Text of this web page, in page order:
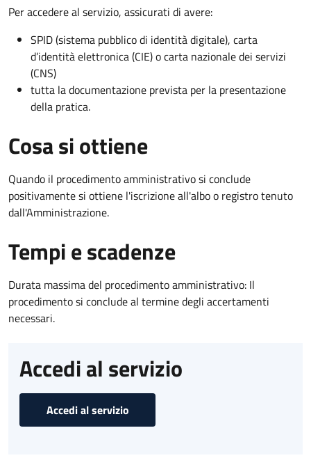
Per accedere al servizio, assicurati di avere:
SPID (sistema pubblico di identità digitale), carta
d’identità elettronica (CIE) o carta nazionale dei servizi
(CNS)
tutta la documentazione prevista per la presentazione
della pratica.
Cosa si ottiene
Quando il procedimento amministrativo si conclude
positivamente si ottiene l'iscrizione all'albo o registro tenuto
dall'Amministrazione.
Tempi e scadenze
Durata massima del procedimento amministrativo: Il
procedimento si conclude al termine degli accertamenti
necessari.
Accedi al servizio
Accedi al servizio